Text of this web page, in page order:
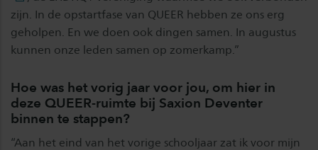
zijn. In de opstartfase van QUEER hebben ze ons erg
geholpen. En we doen ook dingen samen. In augustus
kunnen onze leden samen op zomerkamp.”
Hoe was het vorig jaar voor jou, om hier in
deze QUEER-ruimte bij Saxion Deventer
binnen te stappen?
“Aan het eind van het vorige schooljaar zat ik voor mijn